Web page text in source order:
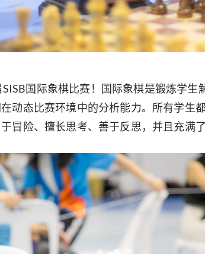
国际象棋比赛！国际象棋是锻炼学
动态比赛环境中的分析能力。所有学
冒险、擅长思考、善于反思，并且充满